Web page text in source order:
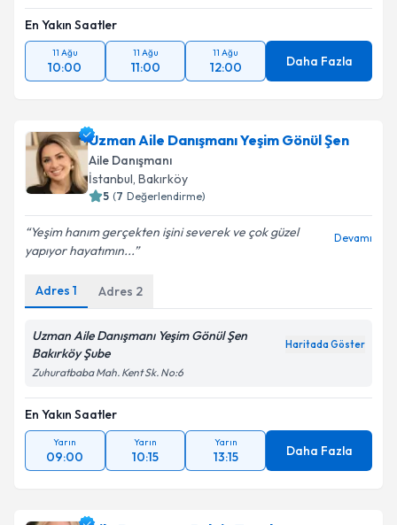
En Yakın Saatler
11 Ağu
10:00
11 Ağu
11:00
11 Ağu
12:00 Daha Fazla
Uzman Aile Danışmanı Yeşim Gönül Şen
Aile Danışmanı
İstanbul, Bakırköy
( Değerlendirme)
Yeşim hanım gerçekten işini severek ve çok güzel
yapıyor hayatımın...
Adres 1 Adres 2
Uzman Aile Danışmanı Yeşim Gönül Şen
Bakırköy Şube
En Yakın Saatler
Yarın
09:00
Yarın
10:15
Yarın
13:15 Daha Fazla